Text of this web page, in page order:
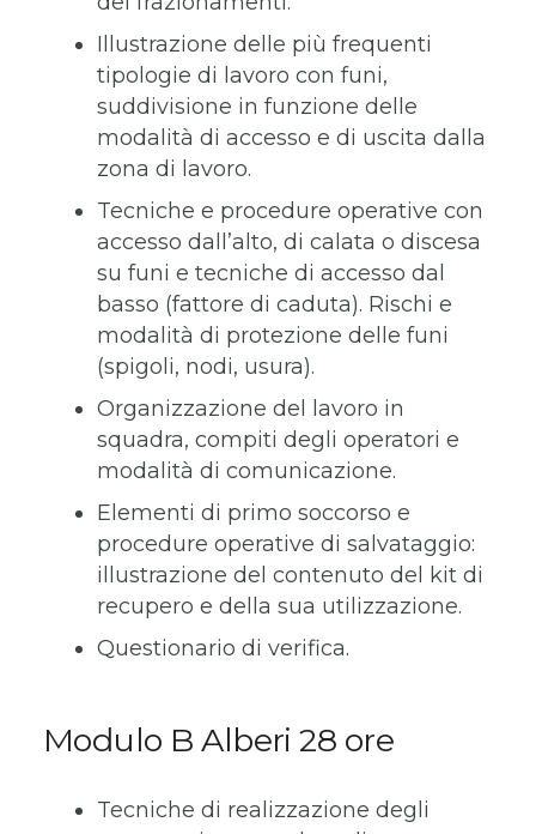
Illustrazione delle più frequenti
tipologie di lavoro con funi,
suddivisione in funzione delle
modalità di accesso e di uscita dalla
zona di lavoro.
Tecniche e procedure operative con
accesso dall’alto, di calata o discesa
su funi e tecniche di accesso dal
basso (fattore di caduta). Rischi e
modalità di protezione delle funi
(spigoli, nodi, usura).
Organizzazione del lavoro in
squadra, compiti degli operatori e
modalità di comunicazione.
Elementi di primo soccorso e
procedure operative di salvataggio:
illustrazione del contenuto del kit di
recupero e della sua utilizzazione.
Questionario di verifica.
Modulo B Alberi 28 ore
Tecniche di realizzazione degli